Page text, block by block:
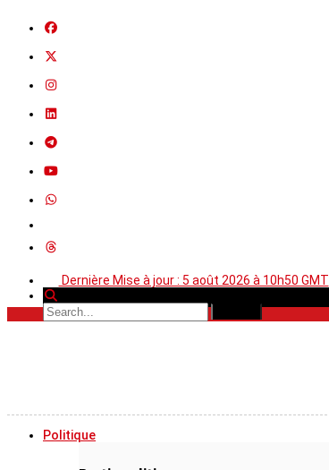
Dernière Mise à jour : 5 août 2026 à 10h50 GMT
Politique